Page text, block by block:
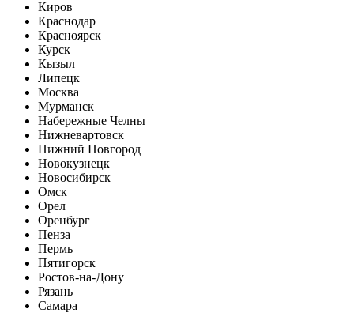
Киров
Краснодар
Красноярск
Курск
Кызыл
Липецк
Москва
Мурманск
Набережные Челны
Нижневартовск
Нижний Новгород
Новокузнецк
Новосибирск
Омск
Орел
Оренбург
Пенза
Пермь
Пятигорск
Ростов-на-Дону
Рязань
Самара